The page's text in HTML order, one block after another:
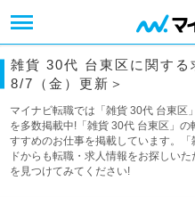
雑貨 30代 台東区に関する
8/7（金）更新＞
マイナビ転職では「雑貨 30代 台東区
を多数掲載中!「雑貨 30代 台東区」
すすめのお仕事を掲載しています。
ドからも転職・求人情報をお探しい
を見つけてみてください!